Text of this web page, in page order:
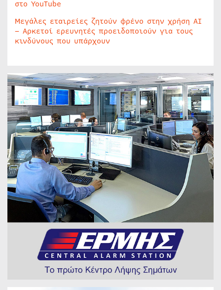
στο YouTube
Μεγάλες εταιρείες ζητούν φρένο στην χρήση AI
– Αρκετοί ερευνητές προειδοποιούν για τους
κινδύνους που υπάρχουν